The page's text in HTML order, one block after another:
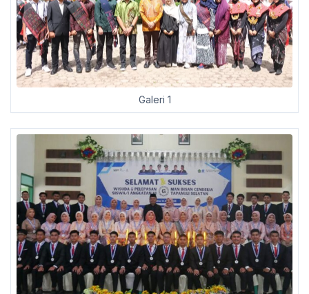
Galeri 1